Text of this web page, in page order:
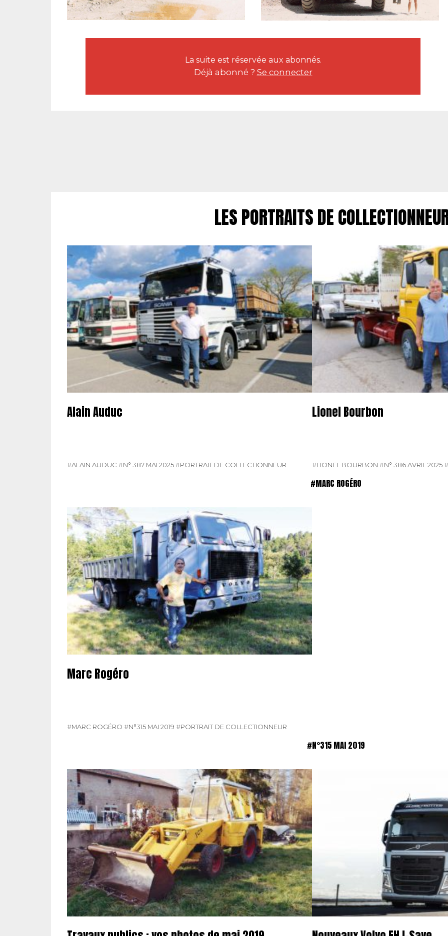
La suite est réservée aux abonnés.
Déjà abonné ? Se connecter
LES PORTRAITS DE
Alain Auduc
#ALAIN AUDUC #N° 387 MAI 2025#PORTRAIT DE COLLECTIONNEUR
Lionel Bourbon
#LIONEL BOURBON #N° 386 AVRIL 2025
#MARC ROGÉRO
Marc Rogéro
#MARC ROGÉRO #N°315 MAI 2019 #PORTRAIT DE COLLECTIONNEUR
#N°315 MAI 2019